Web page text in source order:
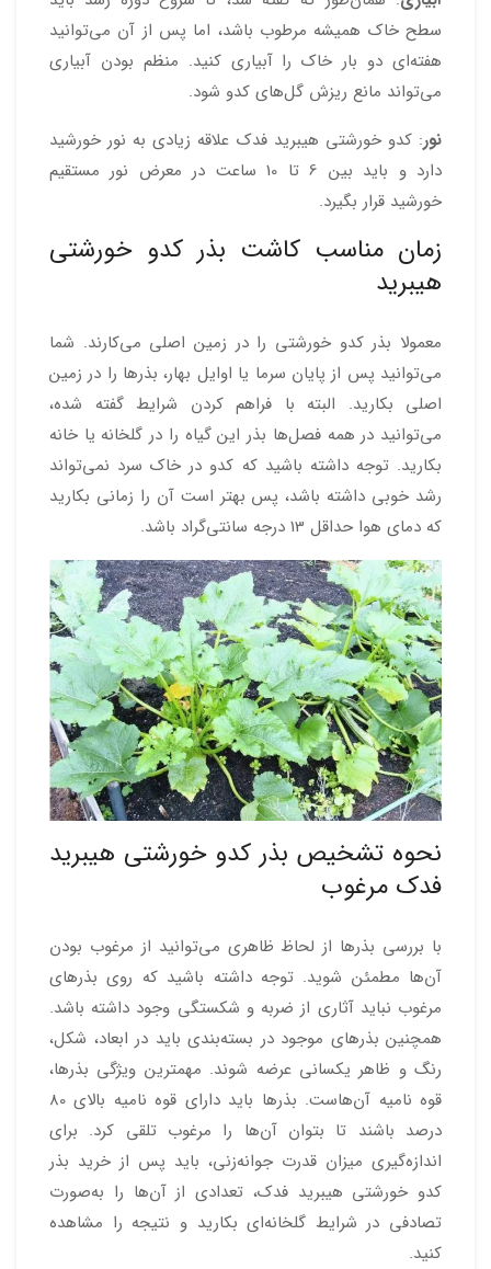
سطح خاک همیشه مرطوب باشد، اما پس از آن می‌توانید
هفته‌ای دو بار خاک را آبیاری کنید. منظم بودن آبیاری
می‌تواند مانع ریزش گل‌های کدو شود.
نور: کدو خورشتی هیبرید فدک علاقه زیادی به نور خورشید
دارد و باید بین 6 تا 10 ساعت در معرض نور مستقیم
خورشید قرار بگیرد.
زمان مناسب کاشت بذر کدو خورشتی
هیبرید
معمولا بذر کدو خورشتی را در زمین اصلی می‌کارند. شما
می‌توانید پس از پایان سرما یا اوایل بهار، بذرها را در زمین
اصلی بکارید. البته با فراهم کردن شرایط گفته شده،
می‌توانید در همه فصل‌ها بذر این گیاه را در گلخانه یا خانه
بکارید. توجه داشته باشید که کدو در خاک سرد نمی‌تواند
رشد خوبی داشته باشد، پس بهتر است آن را زمانی بکارید
که دمای هوا حداقل 13 درجه سانتی‌گراد باشد.
نحوه تشخیص بذر کدو خورشتی هیبرید
فدک مرغوب
با بررسی بذرها از لحاظ ظاهری می‌توانید از مرغوب بودن
آن‌ها مطمئن شوید. توجه داشته باشید که روی بذرهای
مرغوب نباید آثاری از ضربه و شکستگی وجود داشته باشد.
همچنین بذرهای موجود در بسته‌بندی باید در ابعاد، شکل،
رنگ و ظاهر یکسانی عرضه شوند. مهمترین ویژگی بذرها،
قوه نامیه آن‌هاست. بذرها باید دارای قوه نامیه بالای 80
درصد باشند تا بتوان آن‌‌ها را مرغوب تلقی کرد. برای
اندازه‌گیری میزان قدرت جوانه‌زنی، باید پس از خرید بذر
کدو خورشتی هیبرید فدک، تعدادی از آن‌ها را به‌صورت
تصادفی در شرایط گلخانه‌ای بکارید و نتیجه را مشاهده
کنید.